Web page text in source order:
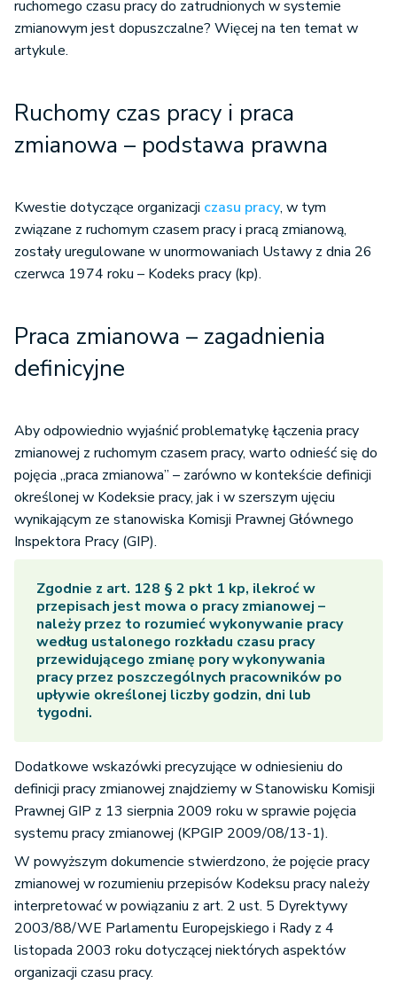
ruchomego czasu pracy do zatrudnionych w systemie
zmianowym jest dopuszczalne? Więcej na ten temat w
artykule.
Ruchomy czas pracy i praca
zmianowa – podstawa prawna
Kwestie dotyczące organizacji czasu pracy, w tym
związane z ruchomym czasem pracy i pracą zmianową,
zostały uregulowane w unormowaniach Ustawy z dnia 26
czerwca 1974 roku – Kodeks pracy (kp).
Praca zmianowa – zagadnienia
definicyjne
Aby odpowiednio wyjaśnić problematykę łączenia pracy
zmianowej z ruchomym czasem pracy, warto odnieść się do
pojęcia „praca zmianowa” – zarówno w kontekście definicji
określonej w Kodeksie pracy, jak i w szerszym ujęciu
wynikającym ze stanowiska Komisji Prawnej Głównego
Inspektora Pracy (GIP).
Zgodnie z art. 128 § 2 pkt 1 kp, ilekroć w
przepisach jest mowa o pracy zmianowej –
należy przez to rozumieć wykonywanie pracy
według ustalonego rozkładu czasu pracy
przewidującego zmianę pory wykonywania
pracy przez poszczególnych pracowników po
upływie określonej liczby godzin, dni lub
tygodni.
Dodatkowe wskazówki precyzujące w odniesieniu do
definicji pracy zmianowej znajdziemy w Stanowisku Komisji
Prawnej GIP z 13 sierpnia 2009 roku w sprawie pojęcia
systemu pracy zmianowej (KPGIP 2009/08/13-1).
W powyższym dokumencie stwierdzono, że pojęcie pracy
zmianowej w rozumieniu przepisów Kodeksu pracy należy
interpretować w powiązaniu z art. 2 ust. 5 Dyrektywy
2003/88/WE Parlamentu Europejskiego i Rady z 4
listopada 2003 roku dotyczącej niektórych aspektów
organizacji czasu pracy.